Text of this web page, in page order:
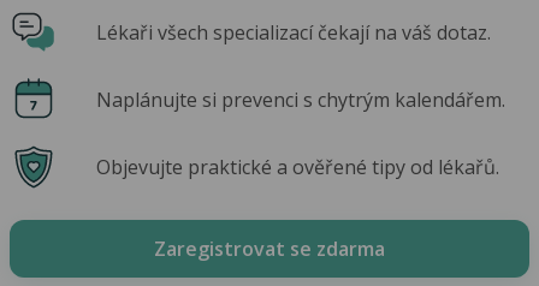
Lékaři všech specializací čekají na váš dotaz.
Naplánujte si prevenci s chytrým kalendářem.
Objevujte praktické a ověřené tipy od lékařů.
Zaregistrovat se zdarma